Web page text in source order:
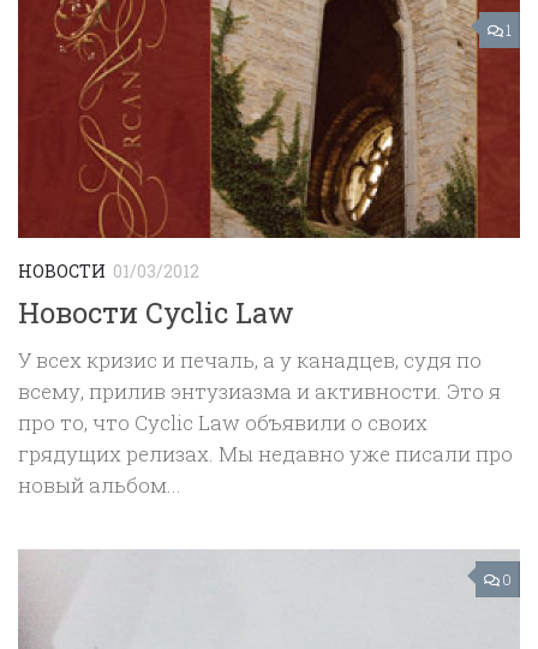
1
НОВОСТИ 01/03/2012
Новости Cyclic Law
У всех кризис и печаль, а у канадцев, судя по
всему, прилив энтузиазма и активности. Это я
про то, что Cyclic Law объявили о своих
грядущих релизах. Мы недавно уже писали про
новый альбом...
0